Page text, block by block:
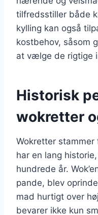
tilfredsstiller både
kylling kan også
kostbehov, såsom
at vælge de rigtige
Historisk
wokretter
Wokretter
har en lang
hundrede år.
pande, blev
mad hurtigt over
bevarer ikke kun